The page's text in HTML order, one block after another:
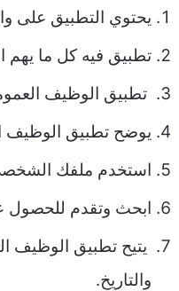
يحتوي التطبيق على
تطبيق فيه كل ما يهم
تطبيق الوظيف
يوضح تطبيق الوظيف
استخدم ملفك
ابحث وتقدم للحصول
يتيح تطبيق الوظيف
والتاريخ.